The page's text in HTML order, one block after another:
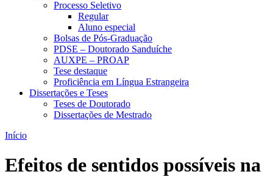
Processo Seletivo
Regular
Aluno especial
Bolsas de Pós-Graduação
PDSE – Doutorado Sanduíche
AUXPE – PROAP
Tese destaque
Proficiência em Língua Estrangeira
Dissertações e Teses
Teses de Doutorado
Dissertações de Mestrado
Início
Efeitos de sentidos possíveis na